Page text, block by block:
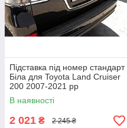
Підставка під номер стандарт
Біла для Toyota Land Cruiser
200 2007-2021 рр
В наявності
2 021 ₴ 2 245 ₴